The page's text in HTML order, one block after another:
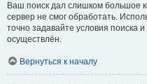
Ваш поиск дал слишком большое
сервер не смог обработать.
точно задавайте условия
осуществлён.
Вернуться к началу